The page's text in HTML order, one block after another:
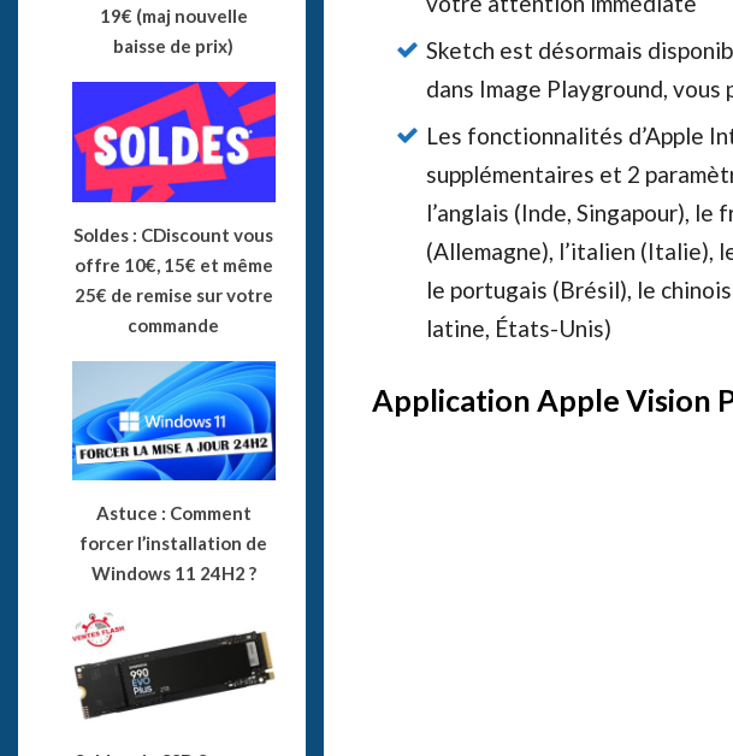
Sketch est désormais
dans Image Playground,
Les fonctionnalités d’Apple
supplémentaires et 2
l’anglais (Inde, Singapour), le
(Allemagne), l’italien (Italie),
le portugais (Brésil), le
latine, États-Unis)
Application Apple Vision
19€ (maj nouvelle
baisse de prix)
Soldes : CDiscount vous
offre 10€, 15€ et même
25€ de remise sur votre
commande
Astuce : Comment
forcer l’installation de
Windows 11 24H2 ?